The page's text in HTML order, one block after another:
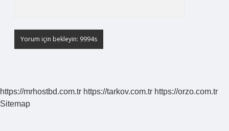
https://mrhostbd.com.tr https://tarkov.com.tr https://orzo.com.tr
Sitemap